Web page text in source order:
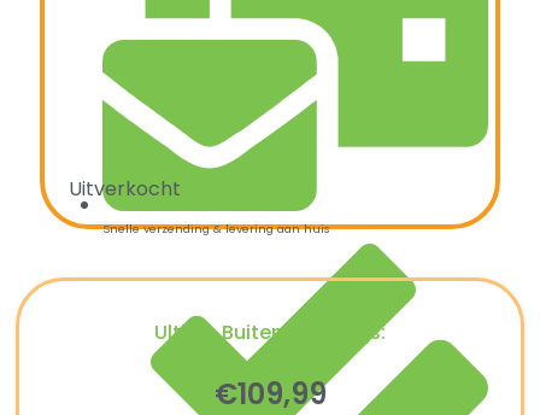
Snelle verzending & levering aan huis
Uitverkocht
Ultiem Buitenleven prijs:
€109,99